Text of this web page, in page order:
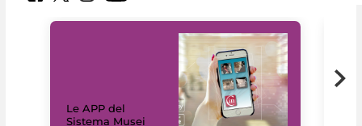
Le APP del
Sistema Musei